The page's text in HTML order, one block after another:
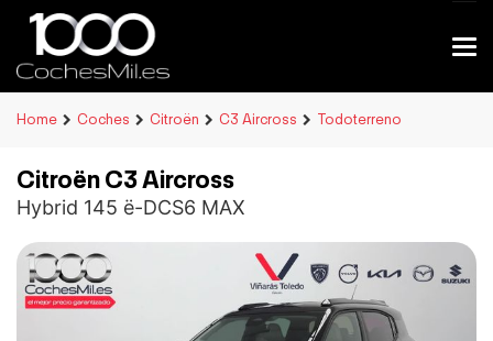
Home Coches Citroën C3 Aircross Todoterreno
Citroën C3 Aircross
Hybrid 145 ë-DCS6 MAX